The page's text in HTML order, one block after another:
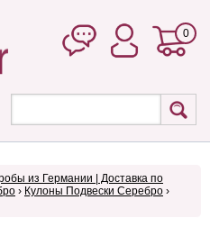
0
из Германии | Доставка по
› Кулоны Подвески Серебро ›